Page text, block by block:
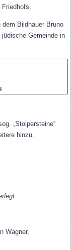
Bildhauer Bruno
Gemeinde in
„Stolpersteine“
hinzu.